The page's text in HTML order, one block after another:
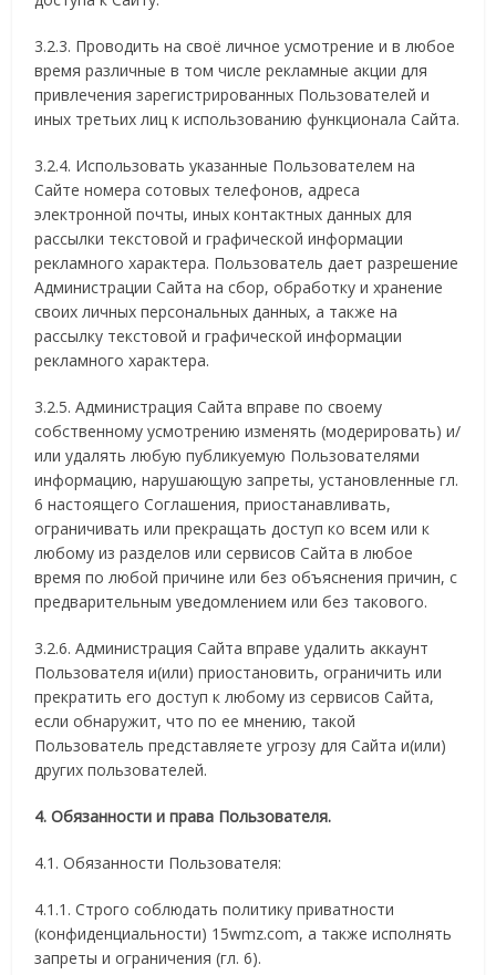
3.2.3. Проводить на своё личное усмотрение и в любое
время различные в том числе рекламные акции для
привлечения зарегистрированных Пользователей и
иных третьих лиц к использованию функционала Сайта.
3.2.4. Использовать указанные Пользователем на
Сайте номера сотовых телефонов, адреса
электронной почты, иных контактных данных для
рассылки текстовой и графической информации
рекламного характера. Пользователь дает разрешение
Администрации Сайта на сбор, обработку и хранение
своих личных персональных данных, а также на
рассылку текстовой и графической информации
рекламного характера.
3.2.5. Администрация Сайта вправе по своему
собственному усмотрению изменять (модерировать) и/
или удалять любую публикуемую Пользователями
информацию, нарушающую запреты, установленные гл.
6 настоящего Соглашения, приостанавливать,
ограничивать или прекращать доступ ко всем или к
любому из разделов или сервисов Сайта в любое
время по любой причине или без объяснения причин, с
предварительным уведомлением или без такового.
3.2.6. Администрация Сайта вправе удалить аккаунт
Пользователя и(или) приостановить, ограничить или
прекратить его доступ к любому из сервисов Сайта,
если обнаружит, что по ее мнению, такой
Пользователь представляете угрозу для Сайта и(или)
других пользователей.
4. Обязанности и права Пользователя.
4.1. Обязанности Пользователя:
4.1.1. Строго соблюдать политику приватности
(конфиденциальности) 15wmz.com, а также исполнять
запреты и ограничения (гл. 6).